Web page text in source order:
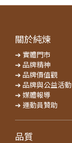
關於純煉
➔ 實體門市
➔ 品牌精神
➔ 品牌價值觀
➔ 品牌與公益活動
➔ 媒體報導
➔ 運動員贊助
品質